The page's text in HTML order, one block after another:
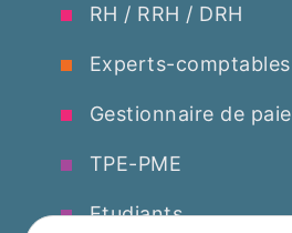
RH / RRH / DRH
Experts-comptables
Gestionnaire de paie
TPE-PME
Etudiants